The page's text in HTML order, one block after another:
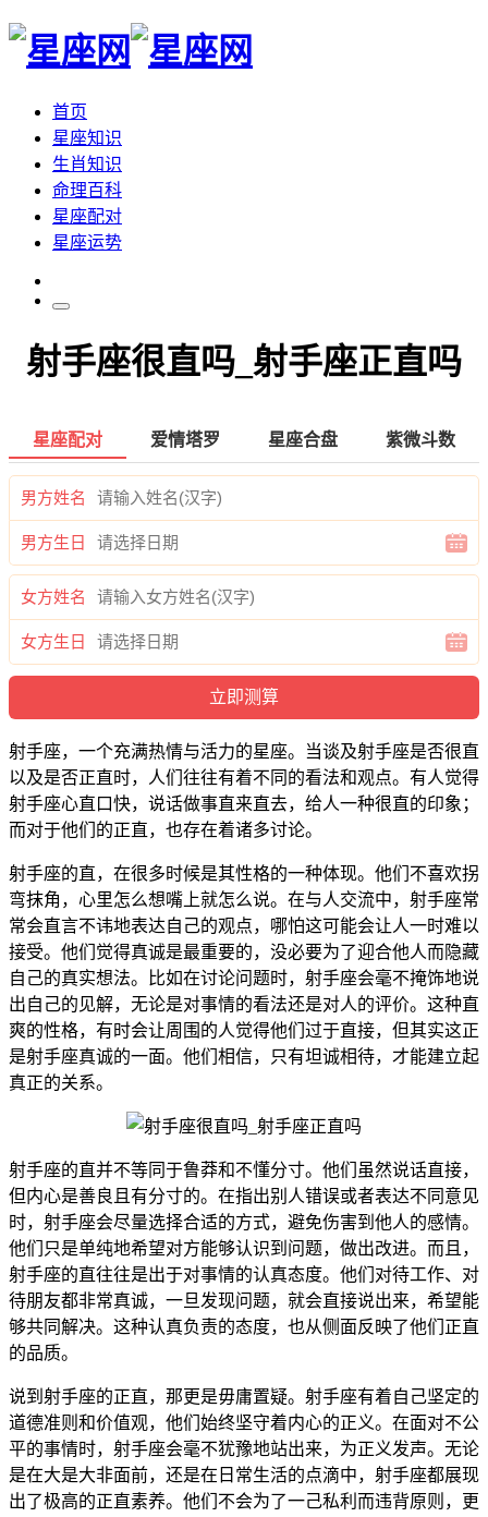
首页
星座知识
生肖知识
命理百科
星座配对
星座运势
射手座很直吗_射手座正直吗
星座配对 爱情塔罗 星座合盘 紫微斗数
男方姓名
男方生日
女方姓名
女方生日
射手座，一个充满热情与活力的星座。当谈及射手座是否很直
以及是否正直时，人们往往有着不同的看法和观点。有人觉得
射手座心直口快，说话做事直来直去，给人一种很直的印象；
而对于他们的正直，也存在着诸多讨论。
射手座的直，在很多时候是其性格的一种体现。他们不喜欢拐
弯抹角，心里怎么想嘴上就怎么说。在与人交流中，射手座常
常会直言不讳地表达自己的观点，哪怕这可能会让人一时难以
接受。他们觉得真诚是最重要的，没必要为了迎合他人而隐藏
自己的真实想法。比如在讨论问题时，射手座会毫不掩饰地说
出自己的见解，无论是对事情的看法还是对人的评价。这种直
爽的性格，有时会让周围的人觉得他们过于直接，但其实这正
是射手座真诚的一面。他们相信，只有坦诚相待，才能建立起
真正的关系。
射手座的直并不等同于鲁莽和不懂分寸。他们虽然说话直接，
但内心是善良且有分寸的。在指出别人错误或者表达不同意见
时，射手座会尽量选择合适的方式，避免伤害到他人的感情。
他们只是单纯地希望对方能够认识到问题，做出改进。而且，
射手座的直往往是出于对事情的认真态度。他们对待工作、对
待朋友都非常真诚，一旦发现问题，就会直接说出来，希望能
够共同解决。这种认真负责的态度，也从侧面反映了他们正直
的品质。
说到射手座的正直，那更是毋庸置疑。射手座有着自己坚定的
道德准则和价值观，他们始终坚守着内心的正义。在面对不公
平的事情时，射手座会毫不犹豫地站出来，为正义发声。无论
是在大是大非面前，还是在日常生活的点滴中，射手座都展现
出了极高的正直素养。他们不会为了一己私利而违背原则，更